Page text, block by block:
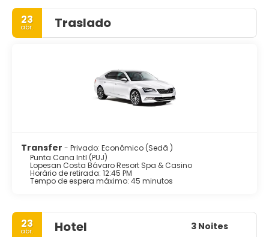
23
abr. Traslado
Transfer - Privado: Econômico (Sedã )
Punta Cana Intl (PUJ)
Lopesan Costa Bávaro Resort Spa & Casino
Horário de retirada: 12:45 PM
Tempo de espera máximo: 45 minutos
23
abr. Hotel 3 Noites